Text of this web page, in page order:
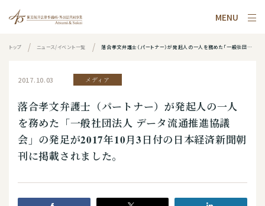
MENU
トップ ニュース/イベント一覧 落合孝文弁護士（パートナー）が発起人の一人を務めた「一般社団法人 データ流通推進協議会」の発足が2017年10月3日付の日本経済新聞朝刊に掲載されました。
2017.10.03 メディア
落合孝文弁護士（パートナー）が発起人の一人
を務めた「一般社団法人 データ流通推進協議
会」の発足が2017年10月3日付の日本経済新聞朝
刊に掲載されました。